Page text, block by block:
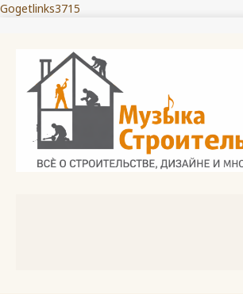
Gogetlinks3715